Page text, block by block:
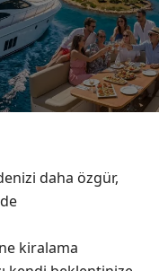
daha özgür,
kiralama